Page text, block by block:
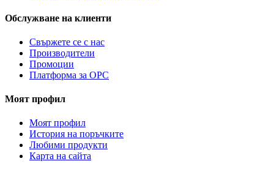
Обслужване на клиенти
Свържете се с нас
Производители
Промоции
Платформа за ОРС
Моят профил
Моят профил
История на поръчките
Любими продукти
Карта на сайта